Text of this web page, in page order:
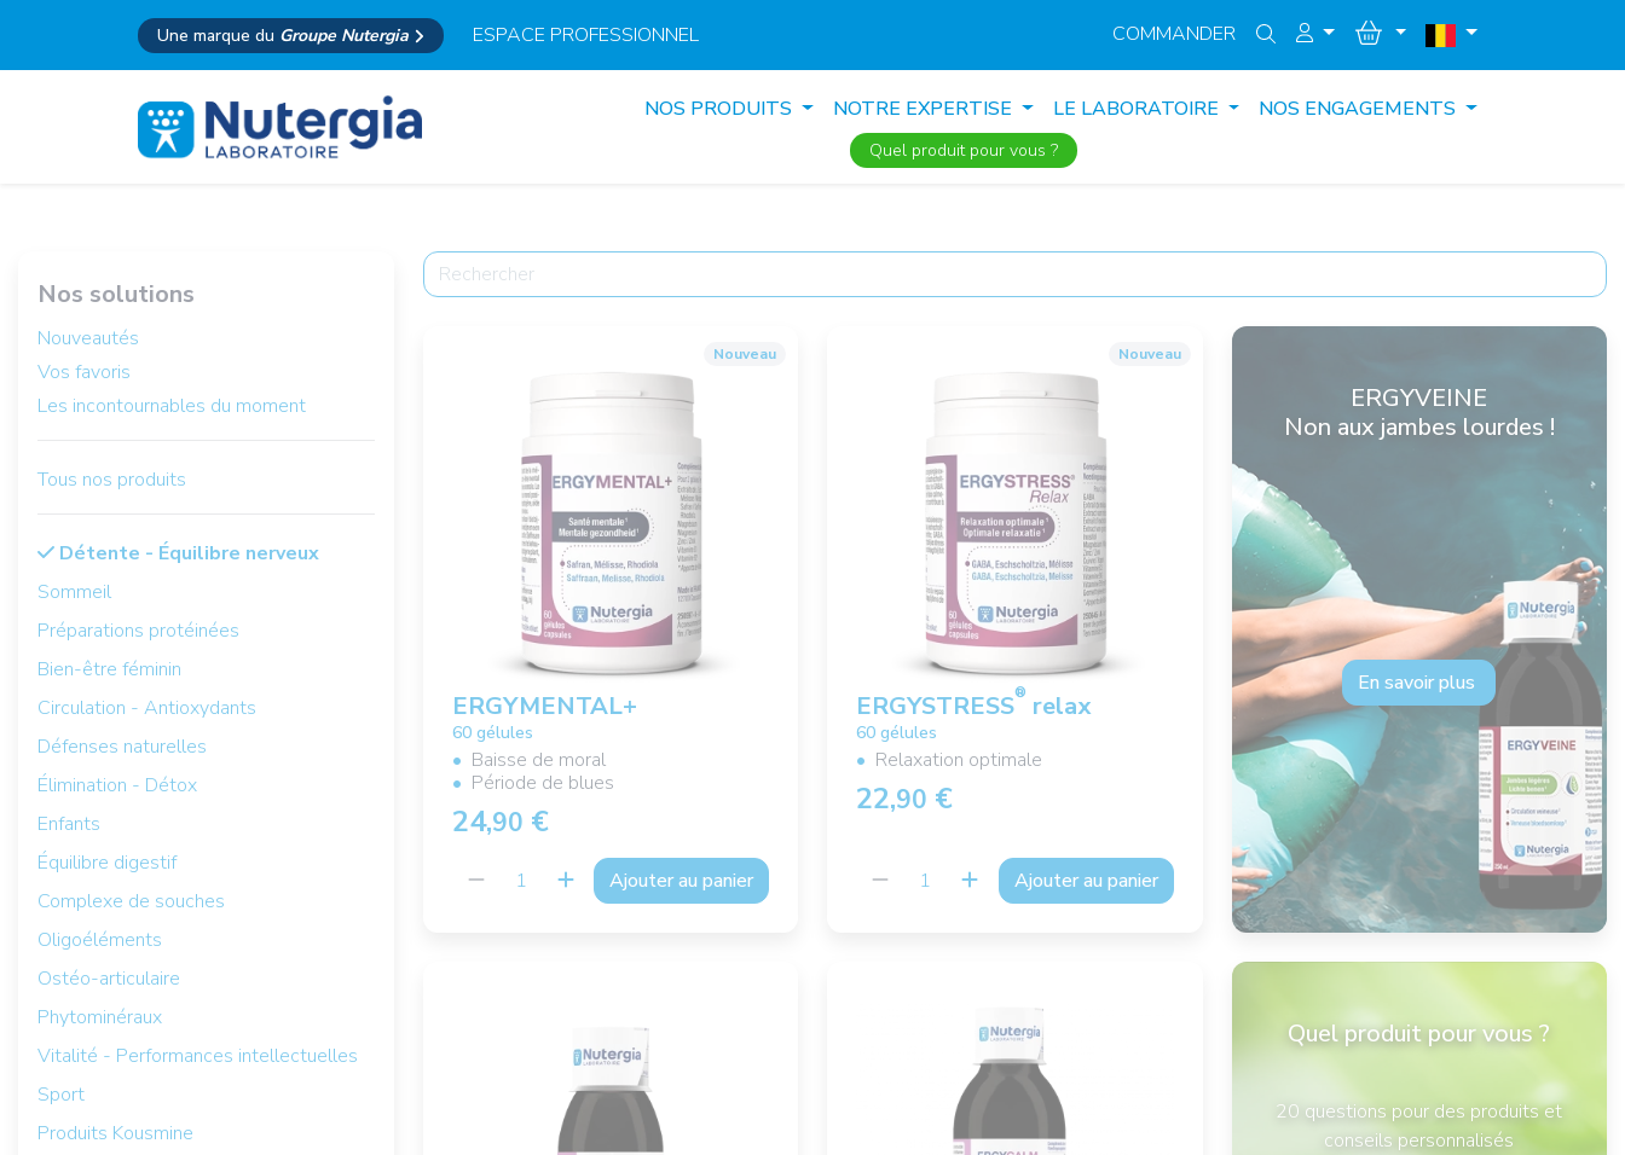
Une marque du Groupe Nutergia ESPACE PROFESSIONNEL COMMANDER
NOS PRODUITS NOTRE EXPERTISE LE LABORATOIRE NOS ENGAGEMENTS
Quel produit pour vous ?
Nouveau
ERGYMENTAL+
60 gélules
Baisse de moral
Période de blues
24,90 €
Ajouter au panier
Nouveau
ERGYSTRESS® relax
60 gélules
Relaxation optimale
22,90 €
Ajouter au panier
ERGYVEINE
Non aux jambes lourdes !
En savoir plus
Quel produit pour vous ?
20 questions pour des produits et
conseils personnalisés
Nos solutions
Nouveautés
Vos favoris
Les incontournables du moment
Tous nos produits
Détente - Équilibre nerveux
Sommeil
Préparations protéinées
Bien-être féminin
Circulation - Antioxydants
Défenses naturelles
Élimination - Détox
Enfants
Équilibre digestif
Complexe de souches
Oligoéléments
Ostéo-articulaire
Phytominéraux
Vitalité - Performances intellectuelles
Sport
Produits Kousmine